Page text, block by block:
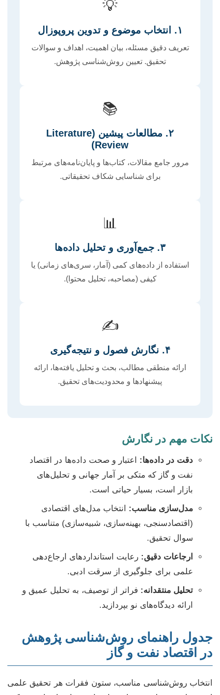
💡
۱. انتخاب موضوع و تدوین پروپوزال
تعریف دقیق مسئله، بیان اهمیت، اهداف و سوالات
تحقیق. تعیین روش‌شناسی پژوهش.
📚
۲. مطالعات پیشین (Literature
Review)
مرور جامع مقالات، کتاب‌ها و پایان‌نامه‌های مرتبط
برای شناسایی شکاف تحقیقاتی.
📊
۳. جمع‌آوری و تحلیل داده‌ها
استفاده از داده‌های کمی (آمار، سری‌های زمانی) یا
کیفی (مصاحبه، تحلیل محتوا).
✍️
۴. نگارش فصول و نتیجه‌گیری
ارائه منطقی مطالب، بحث و تحلیل یافته‌ها، ارائه
پیشنهادها و محدودیت‌های تحقیق.
نکات مهم در نگارش
دقت در داده‌ها: اعتبار و صحت داده‌ها در اقتصاد
نفت و گاز که متکی بر آمار جهانی و تحلیل‌های
بازار است، بسیار حیاتی است.
مدل‌سازی مناسب: انتخاب مدل‌های اقتصادی
(اقتصادسنجی، بهینه‌سازی، شبیه‌سازی) متناسب با
سوال تحقیق.
ارجاعات دقیق: رعایت استانداردهای ارجاع‌دهی
علمی برای جلوگیری از سرقت ادبی.
تحلیل منتقدانه: فراتر از توصیف، به تحلیل عمیق و
ارائه دیدگاه‌های نو بپردازید.
جدول راهنمای روش‌شناسی پژوهش
در اقتصاد نفت و گاز
انتخاب روش‌شناسی مناسب، ستون فقرات هر تحقیق علمی